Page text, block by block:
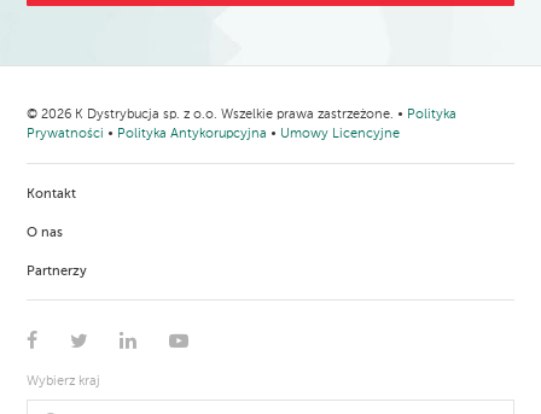
© 2026 K Dystrybucja sp. z o.o. Wszelkie prawa zastrzeżone. • Polityka
Prywatności • Polityka Antykorupcyjna • Umowy Licencyjne
Kontakt
O nas
Partnerzy
Wybierz kraj